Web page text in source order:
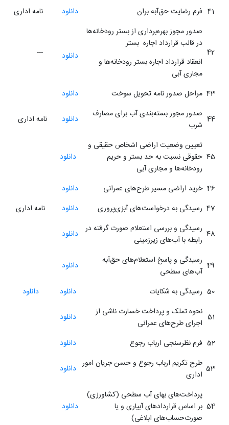
41 فرم رضایت حق‌آبه بران دانلود نامه اداری
42
صدور مجوز بهره‌برداری از بستر رودخانه‌ها
در قالب قرارداد اجاره بستر
انعقاد قرارداد اجاره بستر رودخانه‌ها و
مجاری آبی
دانلود ---
43 مراحل صدور نامه تحویل سوخت دانلود
44 صدور مجوز بسته‌بندی آب برای مصارف
شرب
دانلود نامه اداری
45
تعیین وضعیت اراضی اشخاص حقیقی و
حقوقی نسبت به حد بستر و حریم
رودخانه‌ها و مجاری آبی
دانلود
46 خرید اراضی مسیر طرح‌های عمرانی
دانلود
47 رسیدگی به درخواست‌های آبزی‌پروری دانلود نامه اداری
48 رسیدگی و بررسی استعلام صورت گرفته در
رابطه با آب‌های زیرزمینی
دانلود
49 رسیدگی و پاسخ استعلام‌های حق‌آبه
آب‌های سطحی
دانلود
50 رسیدگی به شکایات دانلود دانلود
51 نحوه تملک و پرداخت خسارت ناشی از
اجرای طرح‌های عمرانی
دانلود
52 فرم نظر‌سنجی ارباب رجوع دانلود
53 طرح تکریم ارباب رجوع و حسن جریان امور
اداری
دانلود
54
پرداخت‌های بهای آب سطحی (کشاورزی)
بر اساس قراردادهای آبیاری و یا
صورت‌حساب‌های ابلاغی)
دانلود